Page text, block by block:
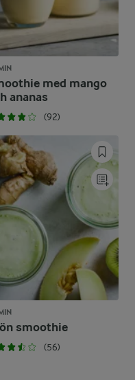
med mango
ananas
(92)
smoothie
(56)